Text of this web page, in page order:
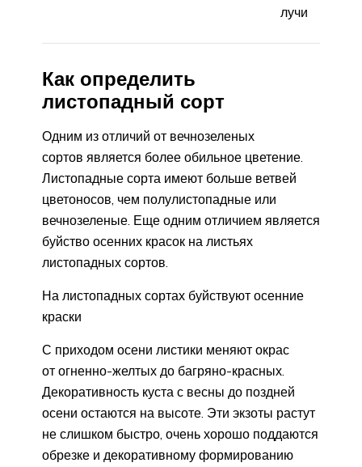
лучи
Как определить
листопадный сорт
Одним из отличий от вечнозеленых
сортов является более обильное цветение.
Листопадные сорта имеют больше ветвей
цветоносов, чем полулистопадные или
вечнозеленые. Еще одним отличием является
буйство осенних красок на листьях
листопадных сортов.
На листопадных сортах буйствуют осенние
краски
С приходом осени листики меняют окрас
от огненно-желтых до багряно-красных.
Декоративность куста с весны до поздней
осени остаются на высоте. Эти экзоты растут
не слишком быстро, очень хорошо поддаются
обрезке и декоративному формированию